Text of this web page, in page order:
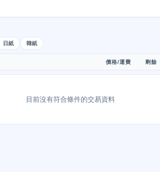
日紙 韓紙
價格/運費 剩餘
目前沒有符合條件的交易資料